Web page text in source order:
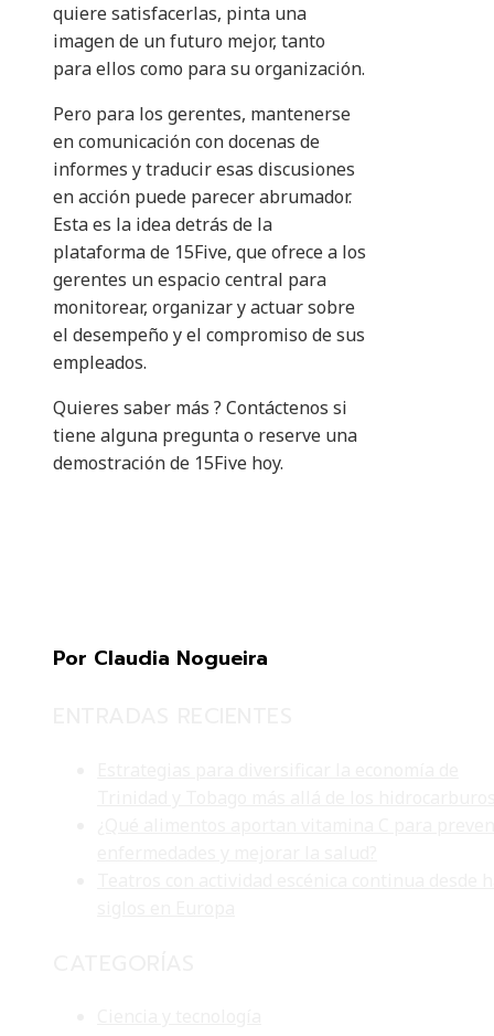
quiere satisfacerlas, pinta una
imagen de un futuro mejor, tanto
para ellos como para su organización.
Pero para los gerentes, mantenerse
en comunicación con docenas de
informes y traducir esas discusiones
en acción puede parecer abrumador.
Esta es la idea detrás de la
plataforma de 15Five, que ofrece a los
gerentes un espacio central para
monitorear, organizar y actuar sobre
el desempeño y el compromiso de sus
empleados.
Quieres saber más ? Contáctenos si
tiene alguna pregunta o reserve una
demostración de 15Five hoy.
Por Claudia Nogueira